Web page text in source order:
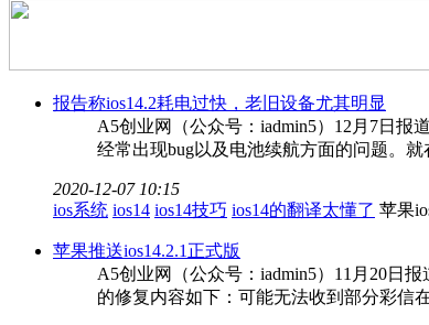
报告称ios14.2耗电过快，老旧设备尤其明显
A5创业网（公众号：iadmin5）12月7日报
经常出现bug以及电池续航方面的问题。
2020-12-07 10:15
ios系统 ios14 ios14技巧 ios14的翻译太懂了 苹果
苹果推送ios14.2.1正式版
A5创业网（公众号：iadmin5）11月20日
的修复内容如下：可能无法收到部分彩信